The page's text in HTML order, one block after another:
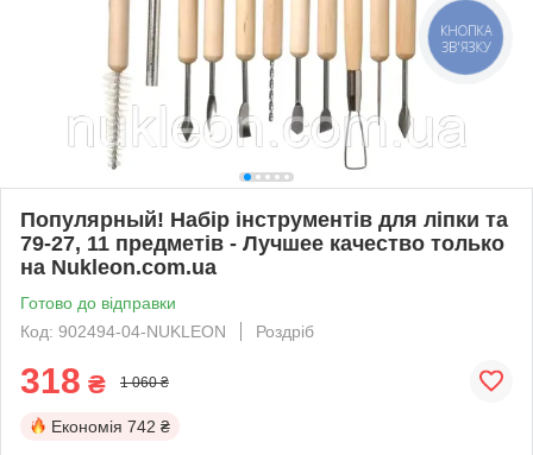
Популярный! Набір інструментів для ліпки та
79-27, 11 предметів - Лучшее качество только
на Nukleon.com.ua
Готово до відправки
Код: 902494-04-NUKLEON
Роздріб
318 ₴ 1 060 ₴
Економія 742 ₴
КНОПКА
ЗВ'ЯЗКУ